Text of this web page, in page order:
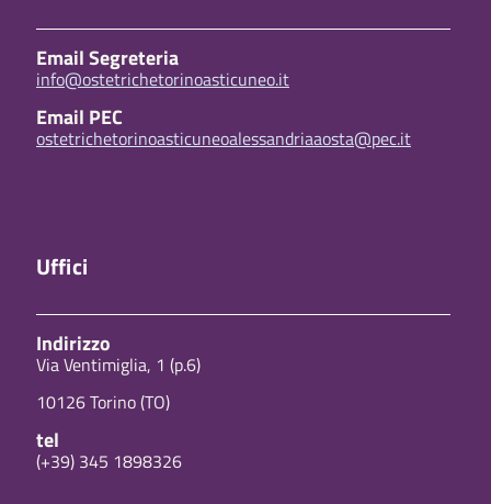
Email Segreteria
info@ostetrichetorinoasticuneo.it
Email PEC
ostetrichetorinoasticuneoalessandriaaosta@pec.it
Uffici
Indirizzo
Via Ventimiglia, 1 (p.6)
10126 Torino (TO)
tel
(+39) 345 1898326